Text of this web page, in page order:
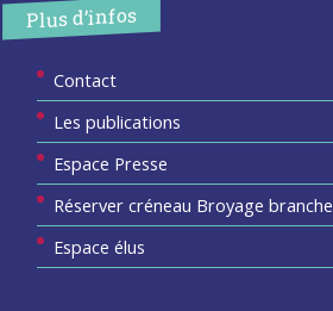
Plus d’infos
Contact
Les publications
Espace Presse
Réserver créneau Broyage branche
Espace élus